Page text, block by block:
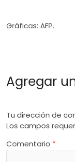
Gráficas: AFP.
Agregar
Tu dirección de
Los campos
Comentario *